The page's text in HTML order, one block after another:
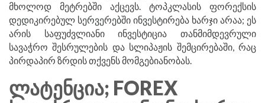
მხოლოდ მეტრებში აქცევს. ტოპკლასის ფორექსის
დედიკირებულ სერვერებში ინვესტირება ხარჯი არაა; ეს
არის საფუძვლიანი ინვესტიცია თანმიმდევრული
სავაჭრო შესრულების და სლიპაჟის შემცირებაში, რაც
პირდაპირ ზრდის თქვენს მომგებიანობას.
ᲚᲐᲢᲔᲜᲪᲘᲐ; FOREX